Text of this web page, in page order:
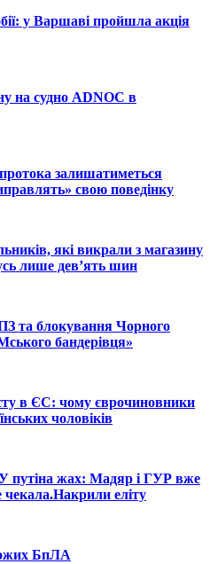
у Варшаві пройшла акція
на судно ADNOC в
залишатиметься
свою поведінку
які викрали з магазину
лише дев’ять шин
та блокування Чорного
бандерівця»
в ЄС: чому єврочиновники
чоловіків
путіна жах: Мадяр і ГУР вже
еліту
БпЛА